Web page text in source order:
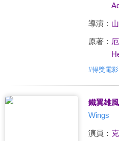
導演：
原著：
#得獎電影
鐵翼雄風
Wings
演員：